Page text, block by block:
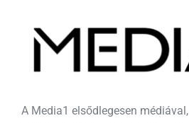
A Media1 elsődlegesen médiával,